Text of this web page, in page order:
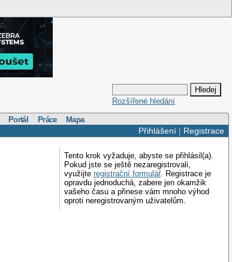
Rozšířené hledání
Portál Práce Mapa
Přihlášení| Registrace
Tento krok vyžaduje, abyste se přihlásil(a).
Pokud jste se ještě nezaregistrovali,
využijte registrační formulář. Registrace je
opravdu jednoduchá, zabere jen okamžik
vašeho času a přinese vám mnoho výhod
oproti neregistrovaným uživatelům.